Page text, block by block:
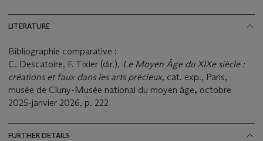
LITERATURE
Bibliographie comparative :
C. Descatoire, F. Tixier (dir.), Le Moyen Âge du XIXe siècle :
créations et faux dans les arts précieux, cat. exp., Paris,
musée de Cluny-Musée national du moyen âge, octobre
2025-janvier 2026, p. 222
FURTHER DETAILS